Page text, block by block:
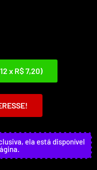
x R$ 7,20)
ela está disponível